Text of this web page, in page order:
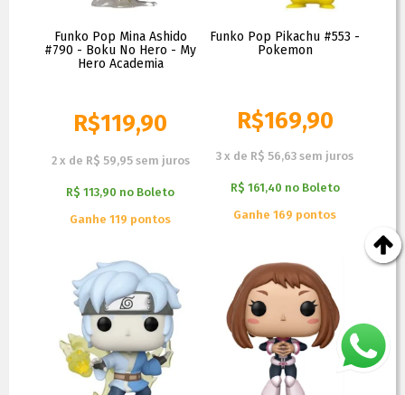
Funko Pop Mina Ashido
#790 - Boku No Hero - My
Hero Academia
R$119,90
2 x de R$ 59,95 sem juros
R$ 113,90 no Boleto
Ganhe 119 pontos
Funko Pop Pikachu #553 -
Pokemon
R$169,90
3 x de R$ 56,63 sem juros
R$ 161,40 no Boleto
Ganhe 169 pontos